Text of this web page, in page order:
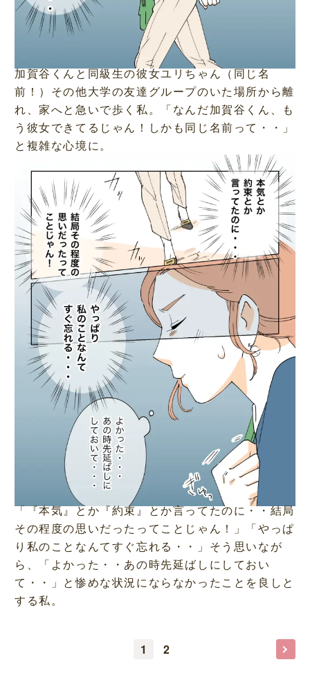
加賀谷くんと同級生の彼女ユリちゃん（同じ名
前！）その他大学の友達グループのいた場所から離
れ、家へと急いで歩く私。「なんだ加賀谷くん、も
う彼女できてるじゃん！しかも同じ名前って・・」
と複雑な心境に。
「『本気』とか『約束』とか言ってたのに・・結局
その程度の思いだったってことじゃん！」「やっぱ
り私のことなんてすぐ忘れる・・」そう思いなが
ら、「よかった・・あの時先延ばしにしておい
て・・」と惨めな状況にならなかったことを良しと
する私。
1 2